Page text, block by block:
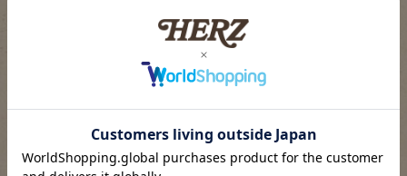
こちらも当店スタッフが愛用しております。
詳しい内容はこちらからご確認下さい。